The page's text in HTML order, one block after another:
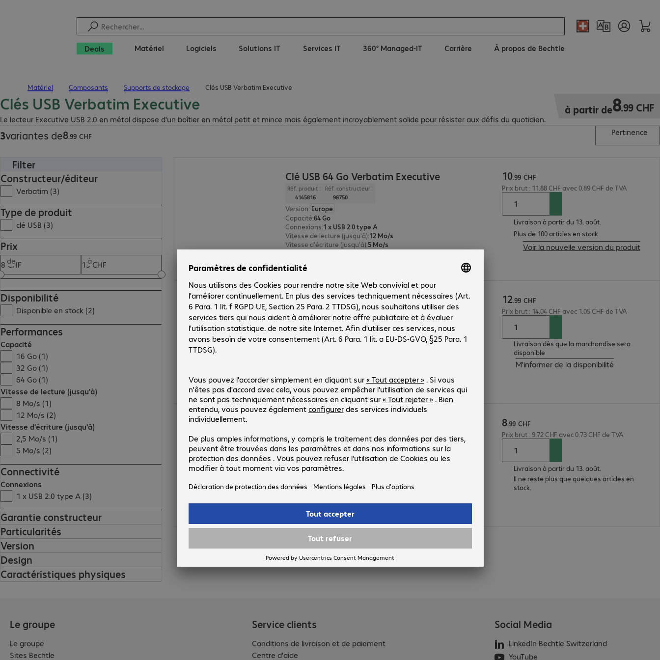
Deals Matériel Logiciels Solutions IT Services IT 360° Managed-IT Carrière À propos de Bechtle
Matériel Composants Supports de stockage Clés USB Verbatim Executive
Clés USB Verbatim Executive
Le lecteur Executive USB 2.0 en métal dispose d'un boîtier en métal petit et mince mais également incroyablement solide pour résister aux défis du quotidien.
à partir de8.99 CHF
8.99 CHF
3variantes de8.99 CHF
8.99 CHF
Pertinence
Filter
Constructeur/éditeur
Verbatim (3)
Type de produit
clé USB (3)
Prix
de à
Disponibilité
Disponible en stock (2)
Performances
Capacité
16 Go (1)
32 Go (1)
64 Go (1)
Vitesse de lecture (jusqu'à)
8 Mo/s (1)
12 Mo/s (2)
Vitesse d'écriture (jusqu'à)
2,5 Mo/s (1)
5 Mo/s (2)
Connectivité
Connexions
1 x USB 2.0 type A (3)
Garantie constructeur
Particularités
Version
Design
Caractéristiques physiques
Clé USB 64 Go Verbatim Executive
Réf. produit :
4145816
Réf. constructeur :
98750
Version: Europe
Capacité:64 Go
Connexions:1 x USB 2.0 type A
Vitesse de lecture (jusqu'à):12 Mo/s
Vitesse d'écriture (jusqu'à):5 Mo/s
10.99 CHF
Prix brut : 11.88 CHF avec 0.89 CHF de TVA
Livraison à partir du 13. août.
Plus de 100 articles en stock
Voir la nouvelle version du produit
Clé USB 32 Go Verbatim Executive
Réf. produit :
4145815
Réf. constructeur :
98749
Version: Europe
Capacité:32 Go
12.99 CHF
12.99 CHF
Prix brut : 14.04 CHF avec 1.05 CHF de TVA
Livraison dès que la marchandise sera
disponible
M'informer de la disponibilité
Réf. produit :
4145814
Réf. constructeur :
98748
Version
Europe
Capacité 16 Go
Connexions:1 x USB 2.0 type A
Vitesse de lecture (jusqu'à)
Vitesse d'écriture (jusqu'à)
2,5 Mo/s
8.99 CHF
8.99 CHF
Prix brut : 9.72 CHF avec 0.73 CHF de TVA
Livraison à partir du 13. août.
Il ne reste plus que quelques articles en
stock.
Le groupe
Le groupe
Sites Bechtle
Service clients
Conditions de livraison et de paiement
Centre d'aide
Social Media
LinkedIn Bechtle Switzerland
YouTube